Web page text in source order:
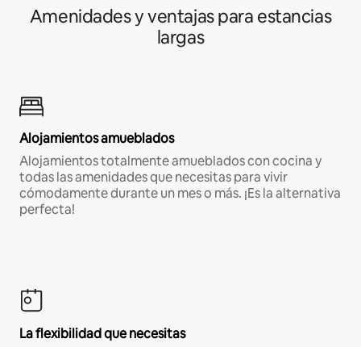
Amenidades y ventajas para estancias
largas
Alojamientos amueblados
Alojamientos totalmente amueblados con cocina y
todas las amenidades que necesitas para vivir
cómodamente durante un mes o más. ¡Es la alternativa
perfecta!
La flexibilidad que necesitas